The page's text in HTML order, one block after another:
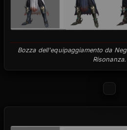
Bozza dell'equipaggiamento da
Risonanza.